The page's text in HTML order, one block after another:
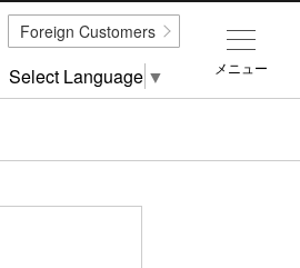
メニュー
Foreign Customers
Select Language ▼